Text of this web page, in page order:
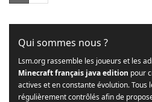
Qui sommes nous ?
Lsm.org rassemble les joueurs et les
Minecraft français java edition pour
actives et en constante évolution. Tous
régulièrement contrôlés afin de